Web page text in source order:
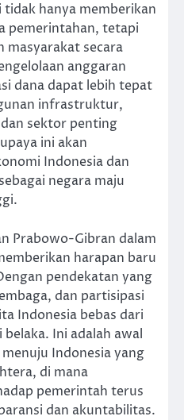
hanya memberikan
pemerintahan, tetapi
masyarakat secara
anggaran
dana dapat lebih tepat
infrastruktur,
sektor penting
ini akan
Indonesia dan
negara maju
Prabowo-Gibran dalam
harapan baru
pendekatan yang
dan partisipasi
Indonesia bebas dari
Ini adalah awal
Indonesia yang
di mana
pemerintah terus
dan akuntabilitas.